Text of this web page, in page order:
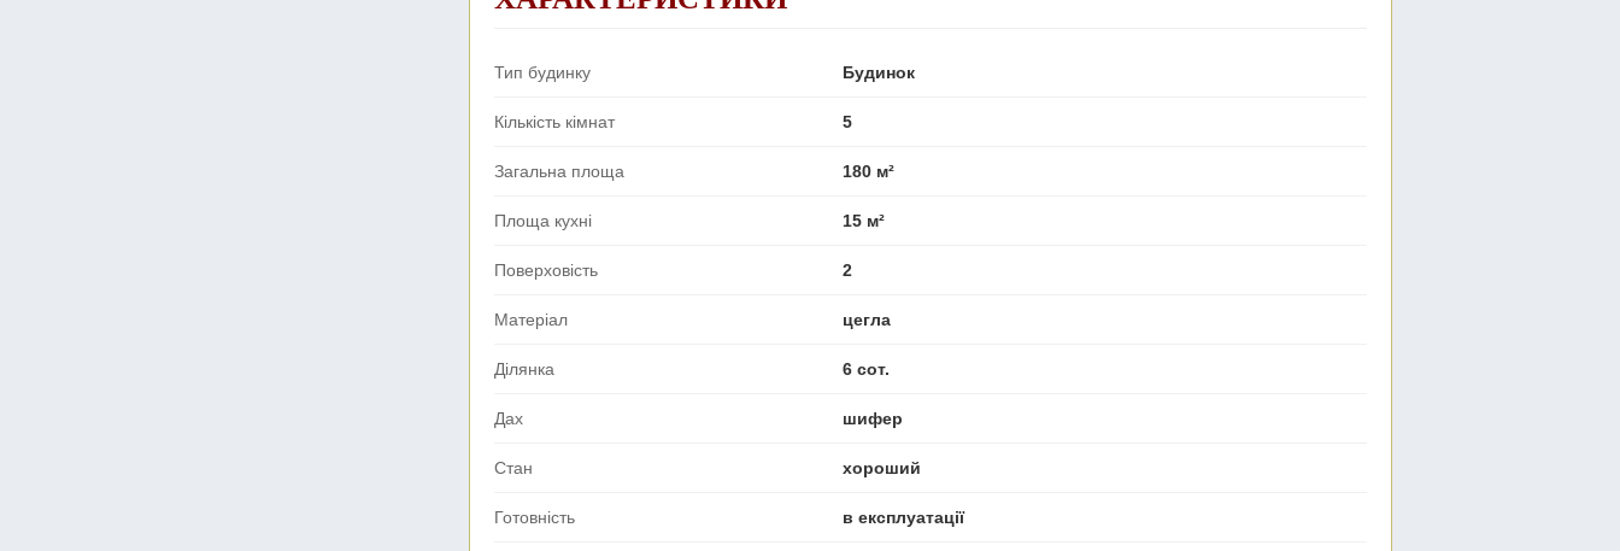
Тип будинку Будинок
Кількість кімнат 5
Загальна площа 180 м²
Площа кухні 15 м²
Поверховість 2
Матеріал цегла
Ділянка 6 сот.
Дах шифер
Стан хороший
Готовність в експлуатації